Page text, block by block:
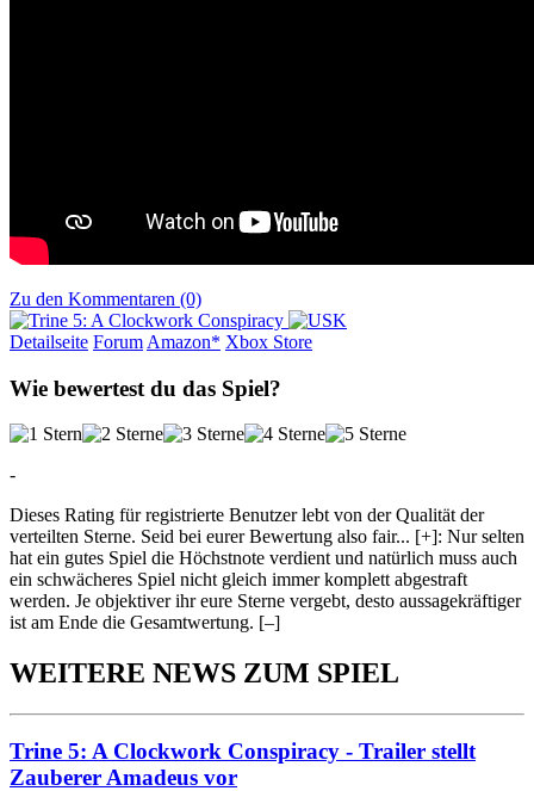
Zu den Kommentaren (0)
Detailseite Forum Amazon* Xbox Store
Wie bewertest du das Spiel?
-
Dieses Rating für registrierte Benutzer lebt von der Qualität der
verteilten Sterne. Seid bei eurer Bewertung also fair... [+]: Nur selten
hat ein gutes Spiel die Höchstnote verdient und natürlich muss auch
ein schwächeres Spiel nicht gleich immer komplett abgestraft
werden. Je objektiver ihr eure Sterne vergebt, desto aussagekräftiger
ist am Ende die Gesamtwertung. [–]
WEITERE NEWS ZUM SPIEL
Trine 5: A Clockwork Conspiracy - Trailer stellt
Zauberer Amadeus vor